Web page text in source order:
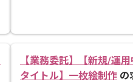
【業務委託】【新規/運用
タイトル】一枚絵制作 の